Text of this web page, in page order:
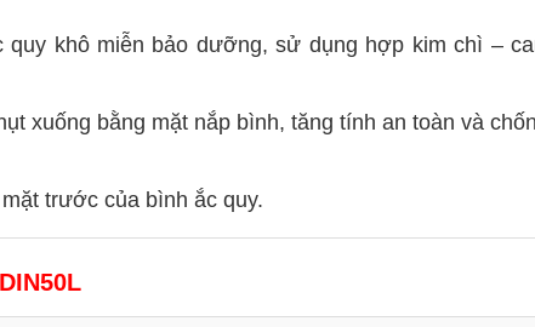
quy khô miễn bảo dưỡng, sử dụng hợp kim chì –
xuống bằng mặt nắp bình, tăng tính an toàn và
trước của bình ắc quy.